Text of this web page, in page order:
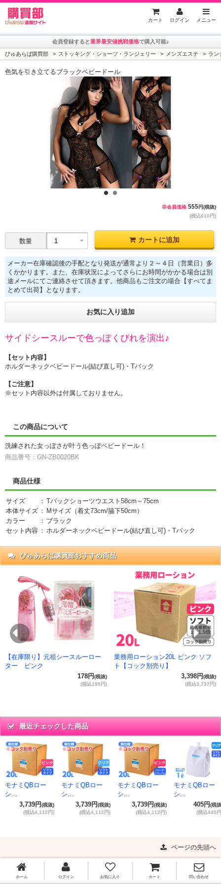
カート ログイン メニュー
会員登録すると業界最安値挑戦価格で購入可能♪
ぴゅあらば購買部 ストッキング・ショーツ・ランジェリー メンズエステ ラン
色気を引き立てるブラックベビードール
非会員価格 555円(税抜)
(税込610円)
数量 カートに追加
メーカー在庫確認後の手配となり発送が通常より２～４日（営業日）多
くかかります。また、在庫状況によってさらにお時間がかかる場合は別
途メールにてご連絡させて頂きます。他商品もご注文の場合【すべてま
とめて出荷】となります。
お気に入り追加
サイドシースルーで色っぽくびれを演出♪
【セット内容】
ホルダーネックベビードール(結び直し可)・Tバック
【ご注意】
※セット内容以外は付属しておりません。
この商品について
洗練された女っぽさが叶う色っぽベビードール！
商品番号：GN-ZB0020BK
商品仕様
サイズ ： Tバックショーツウエスト58cm～75cm
本体サイズ ： Mサイズ（着丈73cm/脇下50cm）
カラー
： ブラック
セット内容 ： ホルダーネックベビードール(結び直し可)・Tバック
ぴゅあらば購買部おすすめ商品
Previous
【在庫限り】元祖シースルーロー
ター ピンク
178円(税抜)
(税込195円)
業務用ローション20L ピンク ソフ
ト【コック別売り】
3,398円(税抜)
(税込3,737円)
最近チェックした商品
モナミQBロー
シ...
3,739円(税抜)
(税込4,112円)
モナミQBロー
シ...
3,739円(税抜)
(税込4,112円)
モナミQBロー
シ...
3,739円(税抜)
(税込4,112円)
モナミQBロー
シ...
405円(税
(税込445
ページの先頭へ
ホーム ログイン お気に入り カート 問い合わせ